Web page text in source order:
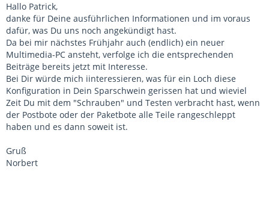
Hallo Patrick,
danke für Deine ausführlichen Informationen und im voraus
dafür, was Du uns noch angekündigt hast.
Da bei mir nächstes Frühjahr auch (endlich) ein neuer
Multimedia-PC ansteht, verfolge ich die entsprechenden
Beiträge bereits jetzt mit Interesse.
Bei Dir würde mich iinteressieren, was für ein Loch diese
Konfiguration in Dein Sparschwein gerissen hat und wieviel
Zeit Du mit dem "Schrauben" und Testen verbracht hast, wenn
der Postbote oder der Paketbote alle Teile rangeschleppt
haben und es dann soweit ist.
Gruß
Norbert